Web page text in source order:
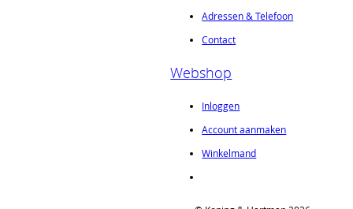
Adressen & Telefoon
Contact
Webshop
Inloggen
Account aanmaken
Winkelmand